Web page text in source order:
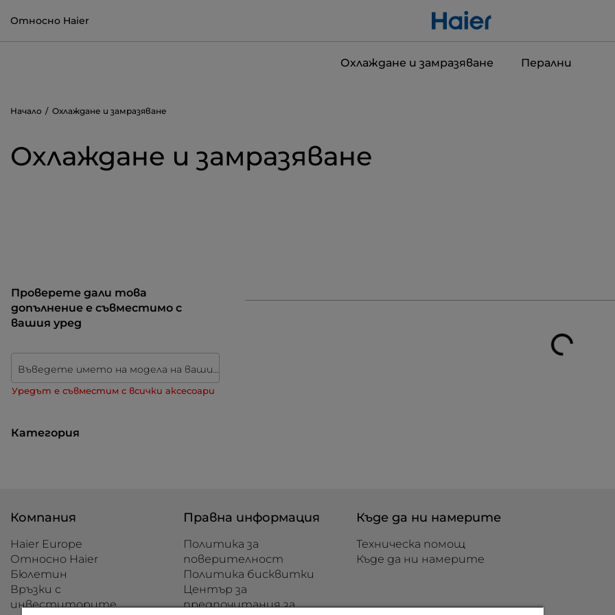
Относно Haier
Охлаждане и замразяване Перални
Начало Охлаждане и замразяване
Охлаждане и замразяване
Проверете дали това
допълнение е съвместимо с
вашия уред
Въведете името на модела на вашия уред
Уредът е съвместим с всички аксесоари
Категория
Компания
Haier Europe
Относно Haier
Бюлетин
Връзки с
инвеститорите
Правна информация
Политика за
поверителност
Политика бисквитки
Център за
предпочитания за
Къде да ни намерите
Техническа помощ
Къде да ни намерите